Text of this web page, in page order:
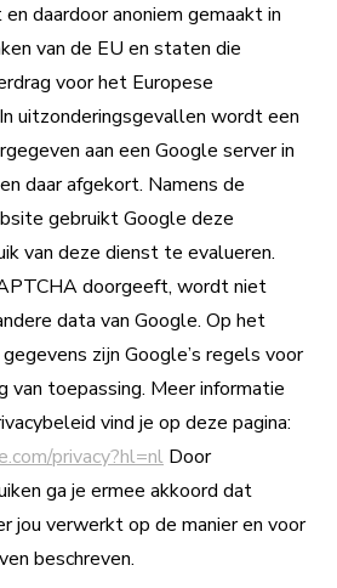
daardoor anoniem gemaakt in
van de EU en staten die
voor het Europese
uitzonderingsgevallen wordt een
aan een Google server in
daar afgekort. Namens de
gebruikt Google deze
van deze dienst te evalueren.
doorgeeft, wordt niet
data van Google. Op het
zijn Google’s regels voor
van toepassing. Meer informatie
vind je op deze pagina:
privacy?hl=nl Door
ga je ermee akkoord dat
jou verwerkt op de manier en voor
beschreven.